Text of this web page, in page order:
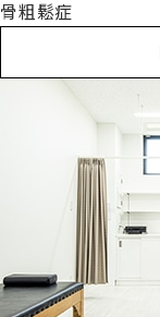
骨粗鬆症